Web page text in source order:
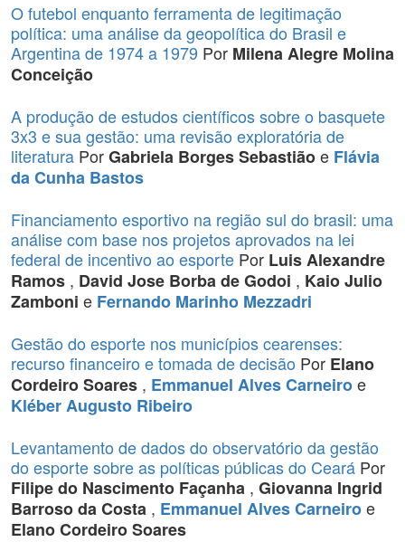
O futebol enquanto ferramenta de legitimação
política: uma análise da geopolítica do Brasil e
Argentina de 1974 a 1979 Por Milena Alegre Molina
Conceição
A produção de estudos científicos sobre o basquete
3x3 e sua gestão: uma revisão exploratória de
literatura PorGabriela Borges Sebastiãoe Flávia
da Cunha Bastos
Financiamento esportivo na região sul do brasil: uma
análise com base nos projetos aprovados na lei
federal de incentivo ao esporte Por Luis Alexandre
Ramos , David Jose Borba de Godoi , Kaio Julio
Zamboni e Fernando Marinho Mezzadri
Gestão do esporte nos municípios cearenses:
recurso financeiro e tomada de decisão Por Elano
Cordeiro Soares , Emmanuel Alves Carneiroe
Kléber Augusto Ribeiro
Levantamento de dados do observatório da gestão
do esporte sobre as políticas públicas do Ceará Por
Filipe do Nascimento Façanha , Giovanna Ingrid
Barroso da Costa , Emmanuel Alves Carneiroe
Elano Cordeiro Soares